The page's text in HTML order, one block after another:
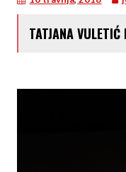
TATJANA